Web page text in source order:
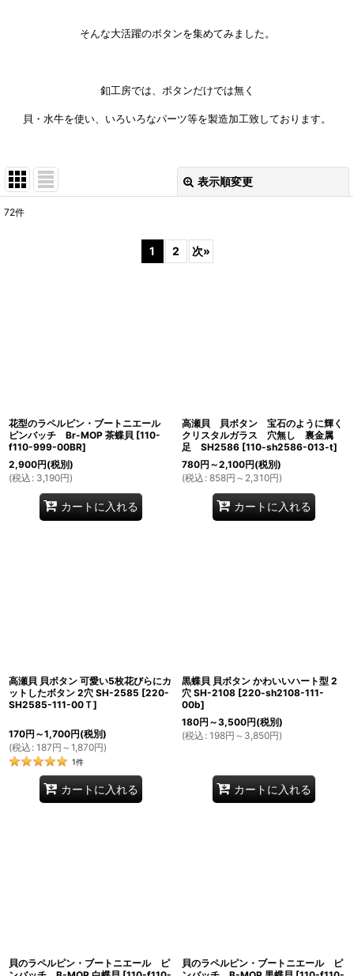
そんな大活躍のボタンを集めてみました。
釦工房では、ボタンだけでは無く
貝・水牛を使い、いろいろなパーツ等を製造加工致しております。
表示順変更
72件
1 2 次»
花型のラペルピン・ブートニエール
ピンバッチ Br-MOP 茶蝶貝 [110-
f110-999-00BR]
2,900円(税別)
(税込 : 3,190円)
カートに入れる
高瀬貝 貝ボタン 宝石のように輝く
クリスタルガラス 穴無し 裏金属
足 SH2586 [110-sh2586-013-t]
780円 ～2,100円(税別)
(税込 : 858円 ～2,310円)
カートに入れる
高瀬貝 貝ボタン 可愛い5枚花びらにカ
ットしたボタン 2穴 SH-2585 [220-
SH2585-111-00Ｔ]
170円 ～1,700円(税別)
(税込 : 187円 ～1,870円)
1件
カートに入れる
黒蝶貝 貝ボタン かわいいハート型 2
穴 SH-2108 [220-sh2108-111-
00b]
180円 ～3,500円(税別)
(税込 : 198円 ～3,850円)
カートに入れる
貝のラペルピン・ブートニエール ピ
貝のラペルピン・ブートニエール ピ